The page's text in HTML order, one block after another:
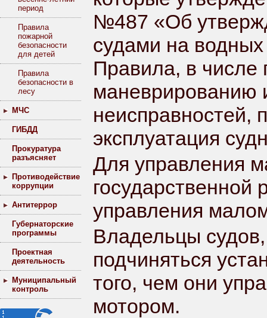
период
Правила
пожарной
безопасности
для детей
Правила
безопасности в
лесу
МЧС
ГИБДД
Прокуратура
разъясняет
Противодействие
коррупции
Антитеррор
Губернаторские
программы
Проектная
деятельность
Муниципальный
контроль
№487 «Об
судами на
Правила, в числе
маневрированию
неисправностей,
эксплуатация
Для управления
государственной
управления
Владельцы
подчиняться
того, чем они
мотором.